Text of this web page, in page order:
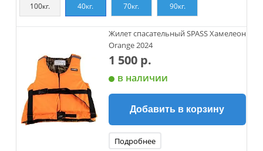
100кг. 40кг. 70кг. 90кг.
Жилет спасательный SPASS Хамелеон
Orange 2024
1 500 р.
в наличии
Добавить в корзину
Подробнее